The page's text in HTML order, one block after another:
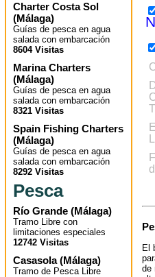
Charter Costa Sol
(Málaga)
Guías de pesca en agua
salada con embarcación
8604 Visitas
Marina Charters
(Málaga)
Guías de pesca en agua
salada con embarcación
8321 Visitas
Spain Fishing Charters
(Málaga)
Guías de pesca en agua
salada con embarcación
8292 Visitas
Pesca
Río Grande (Málaga)
Tramo Libre con
limitaciones especiales
12742 Visitas
Casasola(Málaga)
Tramo de Pesca Libre
El
de